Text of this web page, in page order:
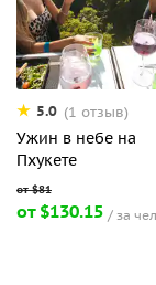
5.0 (1 отзыв)
Ужин в небе на
Пхукете
от $130.15 за